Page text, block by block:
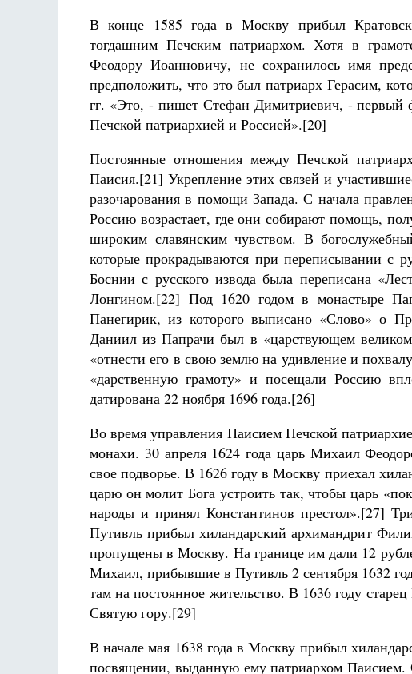
В конце 1585 года в Москву прибыл
тогдашним Печским патриархом. Хотя в
Феодору Иоанновичу, не сохранилось имя
предположить, что это был патриарх Герасим,
гг. «Это, - пишет Стефан Димитриевич, - первый
Печской патриархией и Россией».[20]
Постоянные отношения между Печской
Паисия.[21] Укрепление этих связей и
разочарования в помощи Запада. С начала
Россию возрастает, где они собирают помощь,
широким славянским чувством. В
которые прокрадываются при переписывании с
Боснии с русского извода была переписана
Лонгином.[22] Под 1620 годом в монастыре
Панегирик, из которого выписано «Слово» о
Даниил из Папрачи был в «царствующем
«отнести его в свою землю на удивление и
«дарственную грамоту» и посещали Россию
датирована 22 ноября 1696 года.[26]
Во время управления Паисием Печской
монахи. 30 апреля 1624 года царь Михаил
свое подворье. В 1626 году в Москву приехал
царю он молит Бога устроить так, чтобы царь
народы и принял Константинов престол».[27]
Путивль прибыл хиландарский архимандрит
пропущены в Москву. На границе им дали 12
Михаил, прибывшие в Путивль 2 сентября 1632
там на постоянное жительство. В 1636 году
Святую гору.[29]
В начале мая 1638 года в Москву прибыл
посвящении, выданную ему патриархом